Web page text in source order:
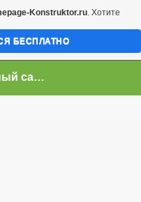
Неофициальный сайт город Арциз
Konstruktor.ru. Хотите
БЕСПЛАТНО